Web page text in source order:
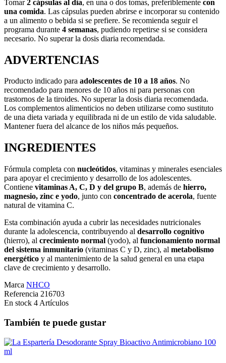
Tomar2 cápsulas al día, en una o dos tomas, preferiblemente con
una comida. Las cápsulas pueden abrirse e incorporar su contenido
a un alimento o bebida si se prefiere. Se recomienda seguir el
programa durante 4 semanas, pudiendo repetirse si se considera
necesario. No superar la dosis diaria recomendada.
ADVERTENCIAS
Producto indicado para adolescentes de 10 a 18 años. No
recomendado para menores de 10 años ni para personas con
trastornos de la tiroides. No superar la dosis diaria recomendada.
Los complementos alimenticios no deben utilizarse como sustituto
de una dieta variada y equilibrada ni de un estilo de vida saludable.
Mantener fuera del alcance de los niños más pequeños.
INGREDIENTES
Fórmula completa con nucleótidos, vitaminas y minerales esenciales
para apoyar el crecimiento y desarrollo de los adolescentes.
Contiene vitaminas A, C, D y del grupo B, además de hierro,
magnesio, zinc e yodo, junto con concentrado de acerola, fuente
natural de vitamina C.
Esta combinación ayuda a cubrir las necesidades nutricionales
durante la adolescencia, contribuyendo al desarrollo cognitivo
(hierro), al crecimiento normal (yodo), al funcionamiento normal
del sistema inmunitario (vitaminas C y D, zinc), al metabolismo
energético y al mantenimiento de la salud general en una etapa
clave de crecimiento y desarrollo.
Marca NHCO
Referencia 216703
En stock 4 Artículos
También te puede gustar